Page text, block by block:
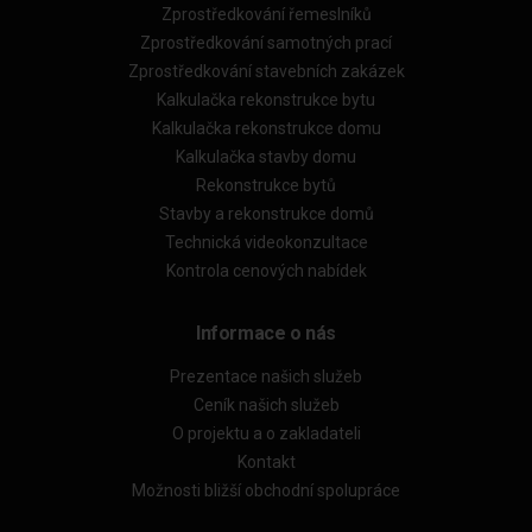
Zprostředkování řemeslníků
Zprostředkování samotných prací
Zprostředkování stavebních zakázek
Kalkulačka rekonstrukce bytu
Kalkulačka rekonstrukce domu
Kalkulačka stavby domu
Rekonstrukce bytů
Stavby a rekonstrukce domů
Technická videokonzultace
Kontrola cenových nabídek
Informace o nás
Prezentace našich služeb
Ceník našich služeb
O projektu a o zakladateli
Kontakt
Možnosti bližší obchodní spolupráce